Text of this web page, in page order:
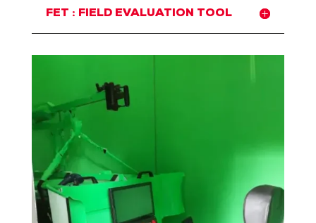
FET : FIELD EVALUATION TOOL